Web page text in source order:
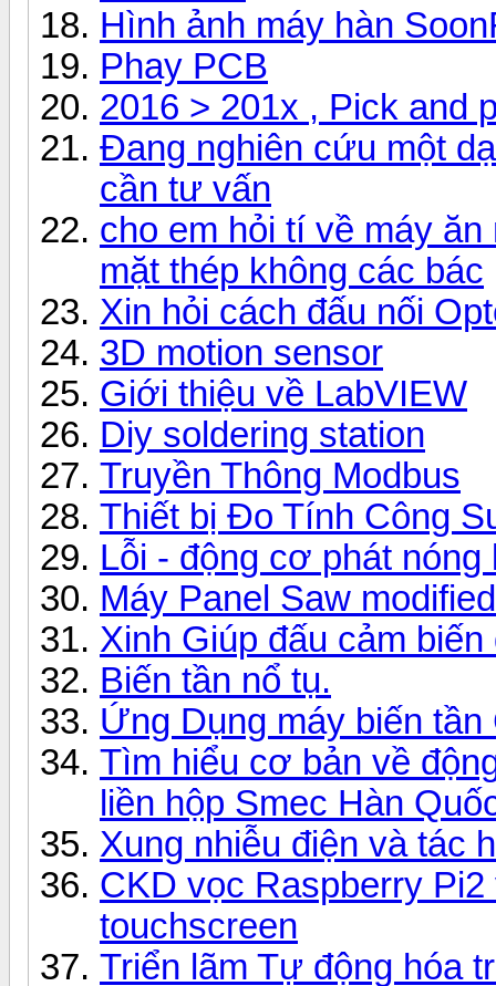
Hình ảnh máy hàn
Phay PCB
2016 > 201x , Pick and
Đang nghiên cứu một
cần tư vấn
cho em hỏi tí về máy
mặt thép không các bác
Xin hỏi cách đấu nối
3D motion sensor
Giới thiệu về LabVIEW
Diy soldering station
Truyền Thông Modbus
Thiết bị Đo Tính Công
Lỗi - động cơ phát
Máy Panel Saw
Xinh Giúp đấu cảm biến
Biến tần nổ tụ.
Ứng Dụng máy biến
Tìm hiểu cơ bản về
liền hộp Smec Hàn
Xung nhiễu điện và tác
CKD vọc Raspberry
touchscreen
Triển lãm Tự động hóa